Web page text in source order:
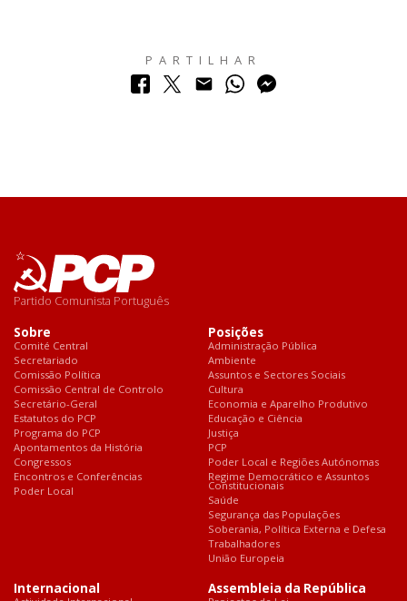
PARTILHAR
Partido Comunista Português
Sobre
Comité Central
Secretariado
Comissão Política
Comissão Central de Controlo
Secretário-Geral
Estatutos do PCP
Programa do PCP
Apontamentos da História
Congressos
Encontros e Conferências
Poder Local
Posições
Administração Pública
Ambiente
Assuntos e Sectores Sociais
Cultura
Economia e Aparelho Produtivo
Educação e Ciência
Justiça
PCP
Poder Local e Regiões Autónomas
Regime Democrático e Assuntos
Constitucionais
Saúde
Segurança das Populações
Soberania, Política Externa e Defesa
Trabalhadores
União Europeia
Internacional Assembleia da República